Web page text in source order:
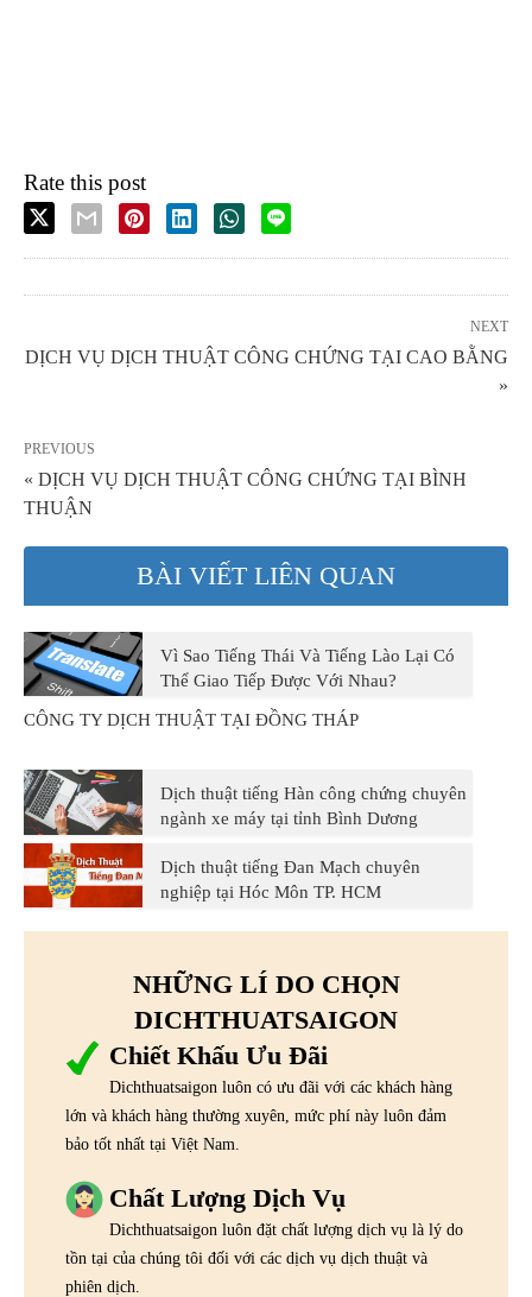
Rate this post
NEXT
DỊCH VỤ DỊCH THUẬT CÔNG CHỨNG TẠI CAO BẰNG
»
PREVIOUS
« DỊCH VỤ DỊCH THUẬT CÔNG CHỨNG TẠI BÌNH
THUẬN
BÀI VIẾT LIÊN QUAN
Vì Sao Tiếng Thái Và Tiếng Lào Lại Có
Thể Giao Tiếp Được Với Nhau?
CÔNG TY DỊCH THUẬT TẠI ĐỒNG THÁP
Dịch thuật tiếng Hàn công chứng chuyên
ngành xe máy tại tỉnh Bình Dương
Dịch thuật tiếng Đan Mạch chuyên
nghiệp tại Hóc Môn TP. HCM
NHỮNG LÍ DO CHỌN
DICHTHUATSAIGON
Chiết Khấu Ưu Đãi
Dichthuatsaigon luôn có ưu đãi với các khách hàng
lớn và khách hàng thường xuyên, mức phí này luôn đảm
bảo tốt nhất tại Việt Nam.
Chất Lượng Dịch Vụ
Dichthuatsaigon luôn đặt chất lượng dịch vụ là lý do
tồn tại của chúng tôi đối với các dịch vụ dịch thuật và
phiên dịch.